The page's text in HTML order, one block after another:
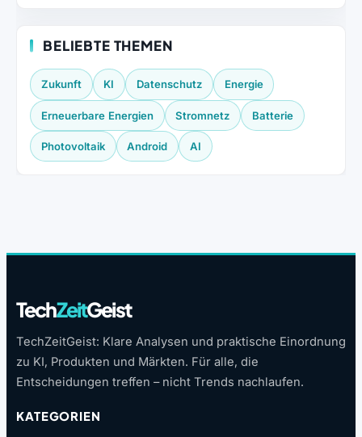
BELIEBTE THEMEN
Zukunft KI Datenschutz Energie
Erneuerbare Energien Stromnetz Batterie
Photovoltaik Android AI
TechZeitGeist
TechZeitGeist: Klare Analysen und praktische Einordnung
zu KI, Produkten und Märkten. Für alle, die
Entscheidungen treffen – nicht Trends nachlaufen.
KATEGORIEN